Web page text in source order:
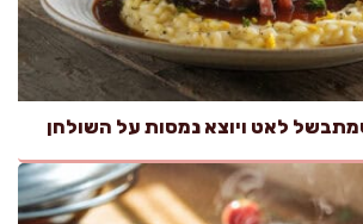
לאט ויוצא נמסות על השולחן